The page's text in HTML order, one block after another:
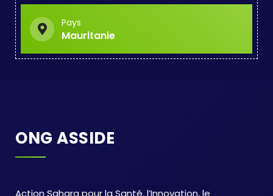
Pays
Mauritanie
ONG ASSIDE
Action Sahara pour la Santé, l’Innovation, le